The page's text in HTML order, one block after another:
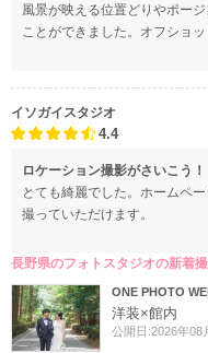
風景が映える位置どりやポー
ことができました。オフショ
イソガイスタジオ
4.4
ロケーション撮影がさいこう！
とても綺麗でした。ホームペ
撮っていただけます。
長野県のフォトスタジオの新着
ONE PHOTO
洋装×館内
公開日:2026年08